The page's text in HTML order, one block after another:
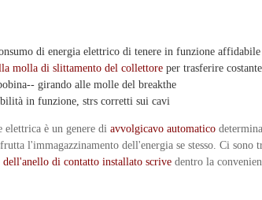
di energia elettrico di tenere in funzione affidabile
molla di slittamento del collettore per trasferire
girando alle molle del breakthe
in funzione, strs corretti sui cavi
elettrica è un genere di avvolgicavo automatico
l'immagazzinamento dell'energia se stesso. Ci
dell'anello di contatto installato scrive dentro la